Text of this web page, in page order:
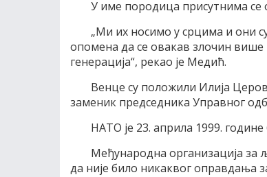
У име породица присутнима
„Ми их носимо у срцима и они
опомена да се овакав злочин
генерација“, рекао је Медић.
Венце су положили Илија
заменик председника Управног
НАТО је 23. априла 1999.
Међународна организација за
да није било никаквог оправдања